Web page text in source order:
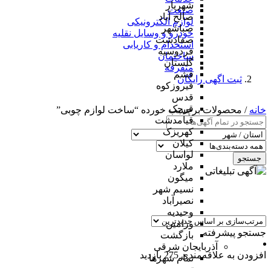
شهریار
صالح آباد
صباشهر
صفادشت
فردوسیه
گلستان
فشم
فیروزکوه
قدس
قرچک
قیامدشت
کهریزک
کیلان
لواسان
ملارد
میگون
نسیم شهر
نصیرآباد
وحیدیه
ورامین
بازگشت
آذربایجان شرقی
تمام شهر‌ها
صنعت
لوازم الکترونیکی
خودرو و وسایل نقلیه
استخدام و کاریابی
ساختمان
متفرقه
ثبت اگهی رایگان
خانه / محصولات برچسب خورده “ساخت لوازم چوبی”
جستجو
جستجو پیشرفته
افزودن به علاقه‌مندی 275 بازدید